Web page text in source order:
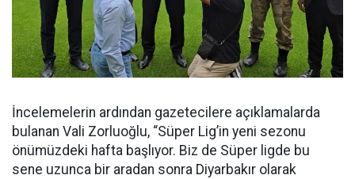
İncelemelerin ardından gazetecilere açıklamalarda
bulanan Vali Zorluoğlu, “Süper Lig’in yeni sezonu
önümüzdeki hafta başlıyor. Biz de Süper ligde bu
sene uzunca bir aradan sonra Diyarbakır olarak